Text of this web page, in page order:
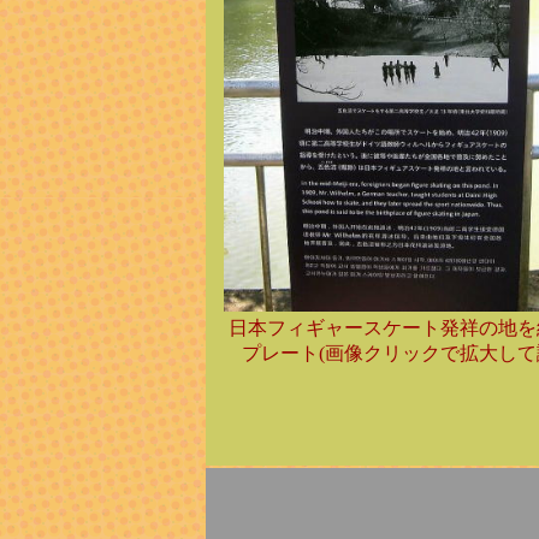
日本フィギャースケート発祥の地
プレート(画像クリックで拡大し